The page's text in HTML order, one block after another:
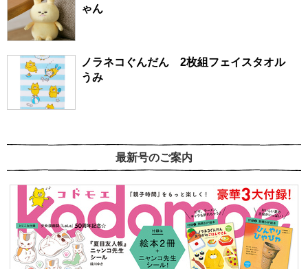
ゃん
ノラネコぐんだん 2枚組フェイスタオル
うみ
最新号のご案内